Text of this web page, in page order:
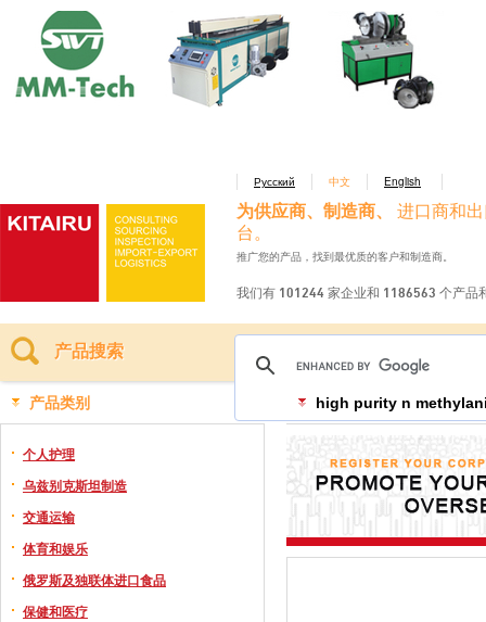
Русский 中文 English
为供应商、制造商、
进口商和
台。
推广您的产品，找到最优质的客户和制造商。
我们有 101244 家企业和 1186563 个产品
产品搜索
产品类别
个人护理
乌兹别克斯坦制造
交通运输
体育和娱乐
俄罗斯及独联体进口食品
保健和医疗
high purity n